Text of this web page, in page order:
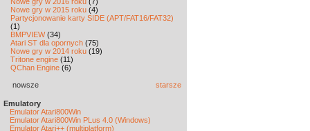
Nowe gry w 2015 roku (4)
Partycjonowanie karty SIDE (APT/FAT16/FAT32)
(1)
BMPVIEW(34)
Atari ST dla opornych (75)
Nowe gry w 2014 roku (19)
Tritone engine (11)
QChan Engine (6)
nowsze starsze
Emulatory
Emulator Atari800Win
Emulator Atari800Win PLus 4.0 (Windows)
Emulator Atari++ (multiplatform)